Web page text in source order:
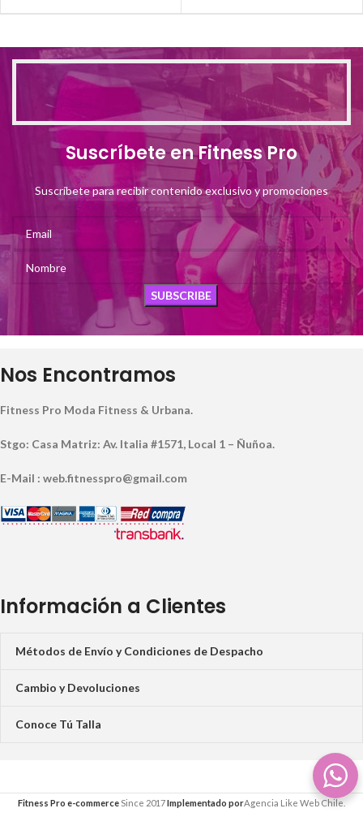
Suscríbete en Fitness Pro
Suscríbete para recibir contenido exclusivo y promociones
Nos Encontramos
Fitness Pro Moda Fitness & Urbana.
Stgo: Casa Matriz: Av. Italia #1571, Local 1 – Ñuñoa.
E-Mail : web.fitnesspro@gmail.com
Información a Clientes
Métodos de Envío y Condiciones de Despacho
Cambio y Devoluciones
Conoce Tú Talla
Fitness Pro e-commerce Since 2017Implementado porAgencia Like Web Chile.